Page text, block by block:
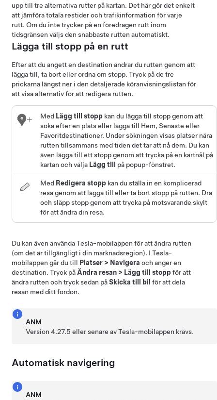
upp till tre alternativa rutter på kartan. Det här gör det enkelt
att jämföra totala restider och trafikinformation för varje
rutt. Om du inte trycker på en föredragen rutt inom
tidsgränsen väljs den snabbaste rutten automatiskt.
Lägga till stopp på en rutt
Efter att du angett en destination ändrar du rutten genom att
lägga till, ta bort eller ordna om stopp. Tryck på de tre
prickarna längst ner i den detaljerade köranvisningslistan för
att visa alternativ för att redigera rutten.
Med Lägg till stopp kan du lägga till stopp genom att
söka efter en plats eller lägga till Hem, Senaste eller
Favoritdestinationer. Under sökningen visas platser nära
rutten tillsammans med tiden det tar att nå dem. Du kan
även lägga till ett stopp genom att trycka på en kartnål på
kartan och välja Lägg till på popup-fönstret.
Med Redigera stopp kan du ställa in en komplicerad
resa genom att lägga till eller ta bort stopp på rutten. Dra
och släpp stopp genom att trycka på motsvarande skylt
för att ändra din resa.
Du kan även använda Tesla-mobilappen för att ändra rutten
(om det är tillgängligt i din marknadsregion). I Tesla-
mobilappen går du till Platser > Navigera och anger en
destination. Tryck på Ändra resan > Lägg till stoppför att
ändra rutten och tryck sedan påSkicka till bil för att dela
resan med ditt fordon.
ANM
Version 4.27.5 eller senare av Tesla-mobilappen krävs.
Automatisk navigering
ANM